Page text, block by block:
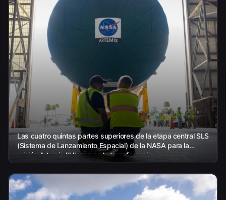
Las cuatro quintas partes superiores de la etapa central SLS
(Sistema de Lanzamiento Espacial) de la NASA para la
misión Artemis III llegan en la transferencia...